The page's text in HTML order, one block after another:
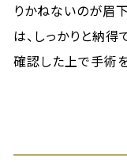
りかねないのが眉
は、しっかりと納
確認した上で手術を